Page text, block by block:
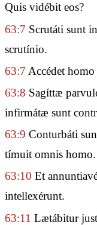
Quis vidébit eos?
63:7 Scrutáti sunt
scrutínio.
63:7 Accédet
63:8 Sagíttæ
infirmátæ sunt
63:9 Conturbáti
tímuit omnis homo.
63:10 Et
intellexérunt.
63:11 Lætábitur